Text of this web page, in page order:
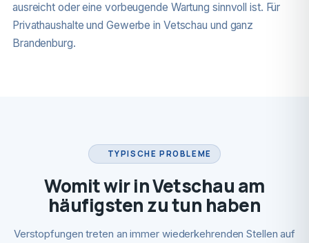
ausreicht oder eine vorbeugende Wartung sinnvoll ist. Für
Privathaushalte und Gewerbe in Vetschau und ganz
Brandenburg.
TYPISCHE PROBLEME
Womit wir in Vetschau am
häufigsten zu tun haben
Verstopfungen treten an immer wiederkehrenden Stellen auf